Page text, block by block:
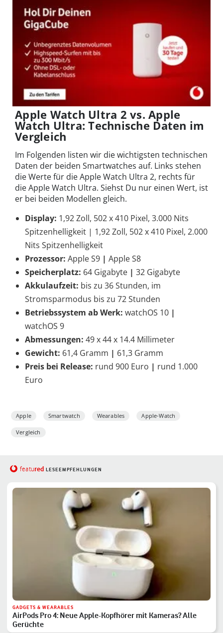
Apple Watch Ultra 2 vs. Apple
Watch Ultra: Technische Daten im
Vergleich
Im Folgenden listen wir die wichtigsten technischen
Daten der beiden Smartwatches auf. Links stehen
die Werte für die Apple Watch Ultra 2, rechts für
die Apple Watch Ultra. Siehst Du nur einen Wert, ist
er bei beiden Modellen gleich.
Display: 1,92 Zoll, 502 x 410 Pixel, 3.000 Nits
Spitzenhelligkeit | 1,92 Zoll, 502 x 410 Pixel, 2.000
Nits Spitzenhelligkeit
Prozessor: Apple S9 | Apple S8
Speicherplatz: 64 Gigabyte | 32 Gigabyte
Akkulaufzeit: bis zu 36 Stunden, im
Stromsparmodus bis zu 72 Stunden
Betriebssystem ab Werk: watchOS 10 |
watchOS 9
Abmessungen: 49 x 44 x 14.4 Millimeter
Gewicht: 61,4 Gramm | 61,3 Gramm
Preis bei Release: rund 900 Euro | rund 1.000
Euro
Apple Smartwatch Wearables Apple-Watch
Vergleich
featured LESEEMPFEHLUNGEN
GADGETS & WEARABLES
AirPods Pro 4: Neue Apple-Kopfhörer mit Kameras? Alle
Gerüchte